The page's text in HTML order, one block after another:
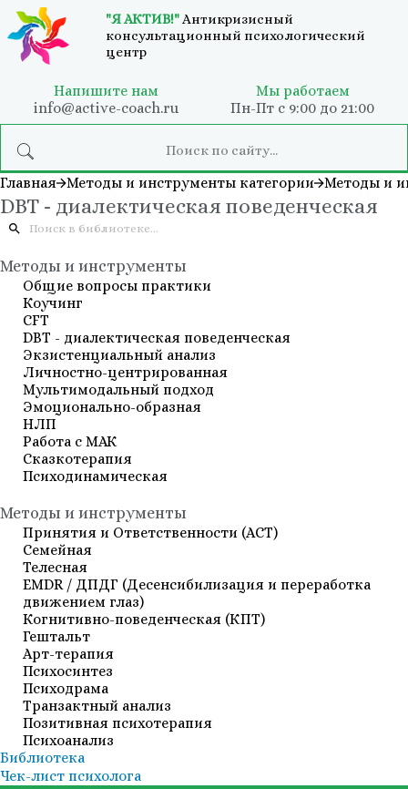
"Я АКТИВ!"Антикризисный
консультационный психологический
центр
Напишите нам
info@active-coach.ru
Мы работаем
Пн-Пт с 9:00 до 21:00
Главная Методы и инструменты категории Методы и
DBT - диалектическая поведенческая
Методы и инструменты
Общие вопросы практики
Коучинг
СFT
DBT - диалектическая поведенческая
Экзистенциальный анализ
Личностно-центрированная
Мультимодальный подход
Эмоционально-образная
НЛП
Работа с МАК
Сказкотерапия
Психодинамическая
Методы и инструменты
Принятия и Ответственности (АСТ)
Семейная
Телесная
EMDR / ДПДГ (Десенсибилизация и переработка
движением глаз)
Когнитивно-поведенческая (КПТ)
Гештальт
Арт-терапия
Психосинтез
Психодрама
Транзактный анализ
Позитивная психотерапия
Психоанализ
Библиотека
Чек-лист психолога